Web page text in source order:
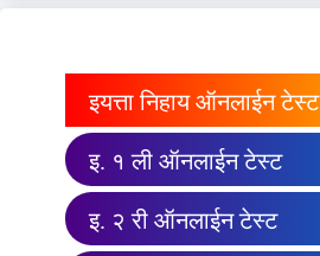
इयत्ता निहाय ऑनलाईन टेस्ट
इ. १ ली ऑनलाईन टेस्ट
इ. २ री ऑनलाईन टेस्ट